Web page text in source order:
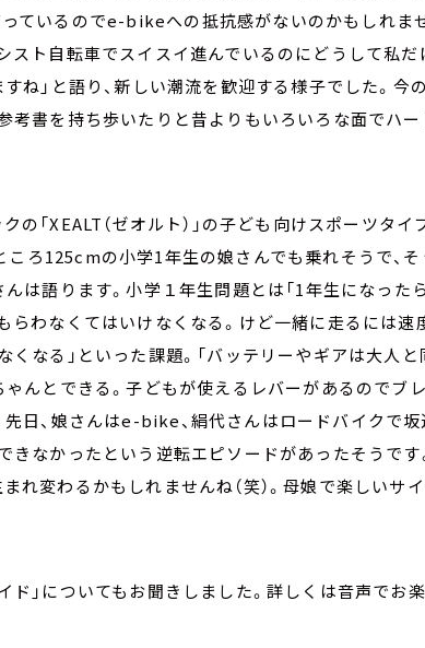
ているのでe-bikeへの抵抗感がないのかもしれませ
スト自転車でスイスイ進んでいるのにどうして私だ
ね」と語り、新しい潮流を歓迎する様子でした。今
考書を持ち歩いたりと昔よりもいろいろな面でハー
「XEALT（ゼオルト）」の子ども向けスポーツタイ
ころ125cmの小学1年生の娘さんでも乗れそうで、そ
は語ります。小学１年生問題とは「1年生になった
らわなくてはいけなくなる。けど一緒に走るには速
なる」といった課題。「バッテリーやギアは大人と
ゃんとできる。子どもが使えるレバーがあるのでブ
日、娘さんはe-bike、絹代さんはロードバイクで坂
きなかったという逆転エピソードがあったそうです
変わるかもしれませんね（笑）。母娘で楽しいサ
」についてもお聞きしました。詳しくは音声でお